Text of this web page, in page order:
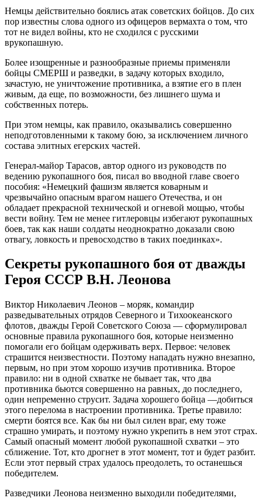
Немцы действительно боялись атак советских бойцов. До сих
пор известны слова одного из офицеров вермахта о том, что
тот не видел войны, кто не сходился с русскими
врукопашную.
Более изощренные и разнообразные приемы применяли
бойцы СМЕРШ и разведки, в задачу которых входило,
зачастую, не уничтожение противника, а взятие его в плен
живым, да еще, по возможности, без лишнего шума и
собственных потерь.
При этом немцы, как правило, оказывались совершенно
неподготовленными к такому бою, за исключением личного
состава элитных егерских частей.
Генерал-майор Тарасов, автор одного из руководств по
ведению рукопашного боя, писал во вводной главе своего
пособия: «Немецкий фашизм является коварным и
чрезвычайно опасным врагом нашего Отечества, и он
обладает прекрасной технической и огневой мощью, чтобы
вести войну. Тем не менее гитлеровцы избегают рукопашных
боев, так как наши солдаты неоднократно доказали свою
отвагу, ловкость и превосходство в таких поединках».
Секреты рукопашного боя от дважды
Героя СССР В.Н. Леонова
Виктор Николаевич Леонов – моряк, командир
разведывательных отрядов Северного и Тихоокеанского
флотов, дважды Герой Советского Союза — сформулировал
основные правила рукопашного боя, которые неизменно
помогали его бойцам одерживать верх. Первое: человек
страшится неизвестности. Поэтому нападать нужно внезапно,
первым, но при этом хорошо изучив противника. Второе
правило: ни в одной схватке не бывает так, что два
противника бьются совершенно на равных, до последнего,
один непременно струсит. Задача хорошего бойца —добиться
этого перелома в настроении противника. Третье правило:
смерти боятся все. Как бы ни был силен враг, ему тоже
страшно умирать, и поэтому нужно укрепить в нем этот страх.
Самый опасный момент любой рукопашной схватки – это
сближение. Тот, кто дрогнет в этот момент, тот и будет разбит.
Если этот первый страх удалось преодолеть, то останешься
победителем.
Разведчики Леонова неизменно выходили победителями,